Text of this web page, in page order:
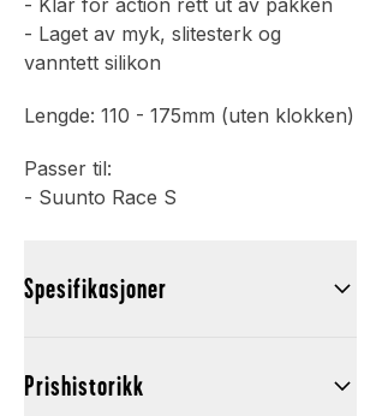
- Klar for action rett ut av pakken
- Laget av myk, slitesterk og
vanntett silikon
Lengde: 110 - 175mm (uten klokken)
Passer til:
- Suunto Race S
Spesifikasjoner
Prishistorikk